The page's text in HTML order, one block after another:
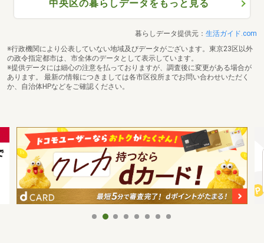
中央区の暮らしデータをもっと見る
暮らしデータ提供元： 生活ガイド.com
※行政機関により公表していない地域及びデータがございます。東京23区以外
の政令指定都市は、市全体のデータとして表示しています。
※提供データには細心の注意を払っておりますが、調査後に変更がある場合が
あります。 最新の情報につきましては各市区役所までお問い合わせいただく
か、自治体HPなどをご確認ください。